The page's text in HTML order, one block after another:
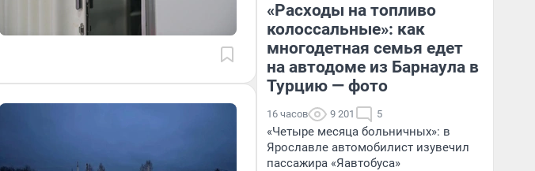
«Расходы на топливо
колоссальные»: как
многодетная семья едет
на автодоме из Барнаула в
Турцию — фото
16 часов 9 201 5
«Четыре месяца больничных»: в
Ярославле автомобилист изувечил
пассажира «Яавтобуса»